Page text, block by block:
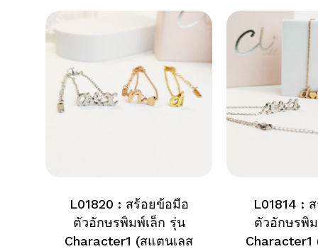
L01820 : สร้อยข้อมือ
ตัวอักษรพิมพ์เล็ก รุ่น
Character1 (สแตนเลส
L01814 :
ตัวอักษรพิ
Character1